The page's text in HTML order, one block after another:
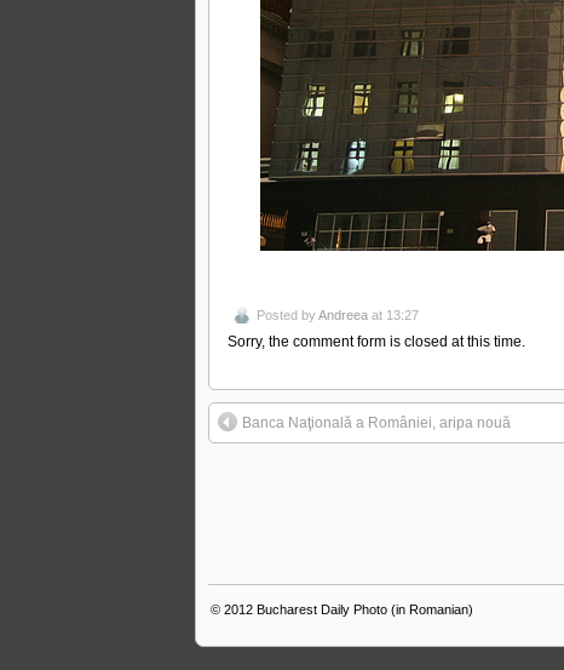
Posted byAndreea at 13:27
Sorry, the comment form is closed at this time.
Banca Naţională a României, aripa nouă
© 2012 Bucharest Daily Photo (in Romanian)